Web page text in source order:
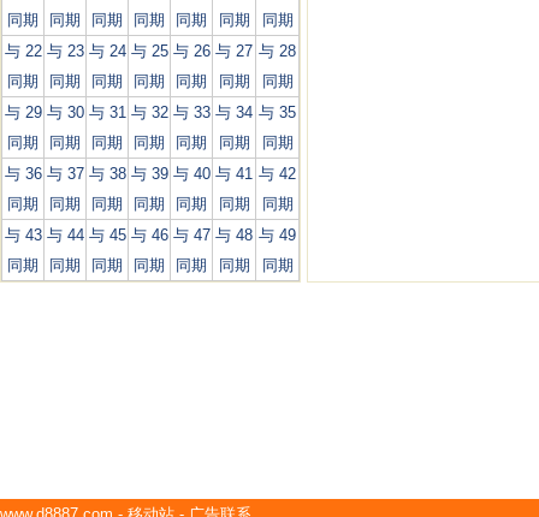
同期
同期
同期
同期
同期
同期
同期
与 22
同期
与 23
同期
与 24
同期
与 25
同期
与 26
同期
与 27
同期
与 28
同期
与 29
同期
与 30
同期
与 31
同期
与 32
同期
与 33
同期
与 34
同期
与 35
同期
与 36
同期
与 37
同期
与 38
同期
与 39
同期
与 40
同期
与 41
同期
与 42
同期
与 43
同期
与 44
同期
与 45
同期
与 46
同期
与 47
同期
与 48
同期
与 49
同期